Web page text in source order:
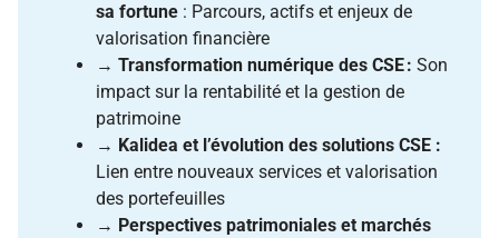
sa fortune : Parcours, actifs et enjeux de
valorisation financière
→ Transformation numérique des CSE : Son
impact sur la rentabilité et la gestion de
patrimoine
→ Kalidea et l’évolution des solutions CSE :
Lien entre nouveaux services et valorisation
des portefeuilles
→ Perspectives patrimoniales et marchés